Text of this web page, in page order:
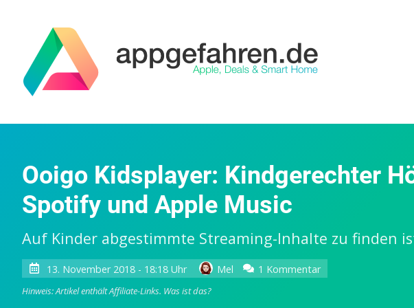
Ooigo Kidsplayer: Kindgerechter
Spotify und Apple Music
Auf Kinder abgestimmte Streaming-Inhalte zu finden
13. November 2018 - 18:18 Uhr Mel 1 Kommentarzu
Hinweis: Artikel enthält Affiliate-Links. Was ist das?